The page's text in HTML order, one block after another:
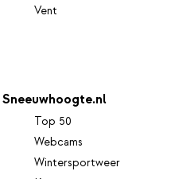
Vent
Sneeuwhoogte.nl
Top 50
Webcams
Wintersportweer